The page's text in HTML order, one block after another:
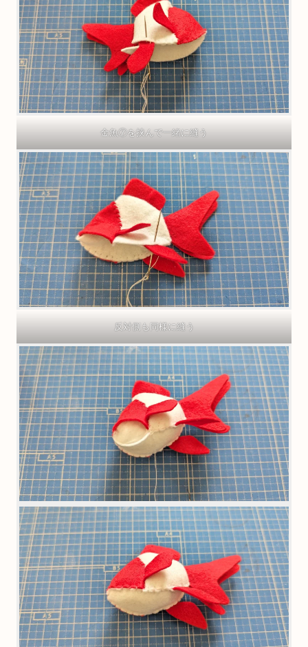
金魚⑦を挟んで一緒に縫う
反対側も同様に縫う